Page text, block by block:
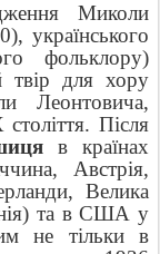
Миколи
українського
фольклору)
твір для хору
Леонтовича,
Після
в країнах
Австрія,
Велика
та в США у
не тільки в